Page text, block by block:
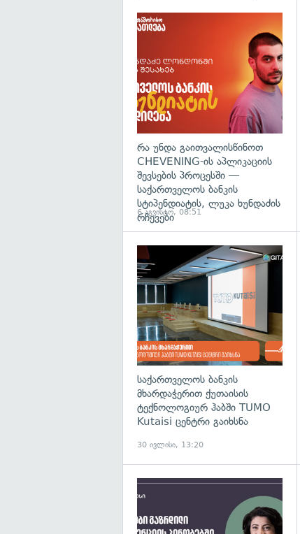
რა უნდა გაითვალისწინოთ
CHEVENING-ის აპლიკაციის
შევსების პროცესში —
საქართველოს ბანკის
სტიპენდიატის, ლუკა ხუნდაძის
რჩევები
6 აგვისტო, 08:51
საქართველოს ბანკის
მხარდაჭერით ქუთაისის
ტექნოლოგიურ ჰაბში TUMO
Kutaisi ცენტრი გაიხსნა
30 ივლისი, 13:20